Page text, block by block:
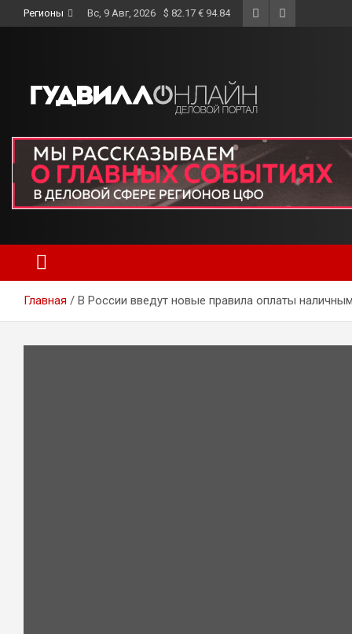
to
Регионы Вс, 9 Авг, 2026 $ 82.17 € 94.84
Главная В России введут новые правила оплаты